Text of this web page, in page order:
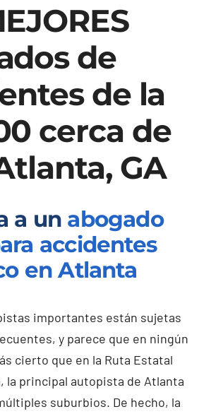
de
de la
cerca de
GA
a un abogado
accidentes
en Atlanta
importantes están sujetas
y parece que en ningún
cierto que en la Ruta Estatal
la principal autopista de Atlanta
suburbios. De hecho, la